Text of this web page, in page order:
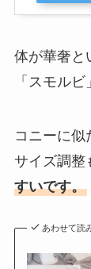
体が華奢と
「スモル
コニーに似
サイズ調整
すいです。
あわせて読